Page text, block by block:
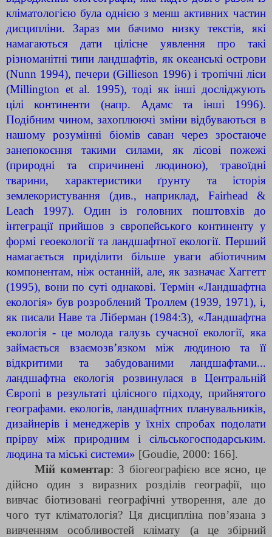
кліматологією була однією з менш активних частин
дисципліни. Зараз ми бачимо низку текстів, які
намагаються дати цілісне уявлення про такі
різноманітні типи ландшафтів, як океанські острови
(Nunn 1994), печери (Gillieson 1996) і тропічні ліси
(Millington et al. 1995), тоді як інші досліджують
цілі континенти (напр. Адамс та інші 1996).
Подібним чином, захоплюючі зміни відбуваються в
нашому розумінні біомів саван через зростаюче
занепокоєння такими силами, як лісові пожежі
(природні та спричинені людиною), травоїдні
тварини, характеристики ґрунту та історія
землекористування (див., наприклад, Fairhead &
Leach 1997). Один із головних поштовхів до
інтеграції прийшов з європейського континенту у
формі геоекології та ландшафтної екології. Перший
намагається приділити більше уваги абіотичним
компонентам, ніж останній, але, як зазначає Хаггетт
(1995), вони по суті однакові. Термін «Ландшафтна
екологія» був розроблений Троллем (1939, 1971), і,
як писали Наве та Ліберман (1984:3), «Ландшафтна
екологія - це молода галузь сучасної екології, яка
займається взаємозв’язком між людиною та її
відкритими та забудованими ландшафтами...
ландшафтна екологія розвинулася в Центральній
Європі в результаті цілісного підходу, прийнятого
географами. екологів, ландшафтних планувальників,
дизайнерів і менеджерів у їхніх спробах подолати
прірву між природним і сільськогосподарським.
людина та міські системи» [Goudie, 2000: 166].
Мій коментар: З біогеографією все ясно, це
дійсно один з виразних розділів географії, що
вивчає біотизовані географічні утворення, але до
чого тут кліматологія? Ця дисципліна пов’язана з
вивченням особливостей клімату (а це збірний